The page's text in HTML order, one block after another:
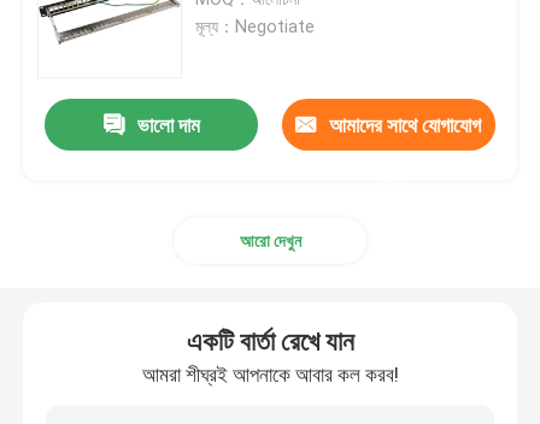
নেটওয়ার্ক প্যাচ প্যানেল
ODF প্যাচ প্যানেল
মূল্য：Negotiate
ভালো দাম আমাদের সাথে যোগাযোগ
আরো দেখুন
একটি বার্তা রেখে যান
আমরা শীঘ্রই আপনাকে আবার কল করব!